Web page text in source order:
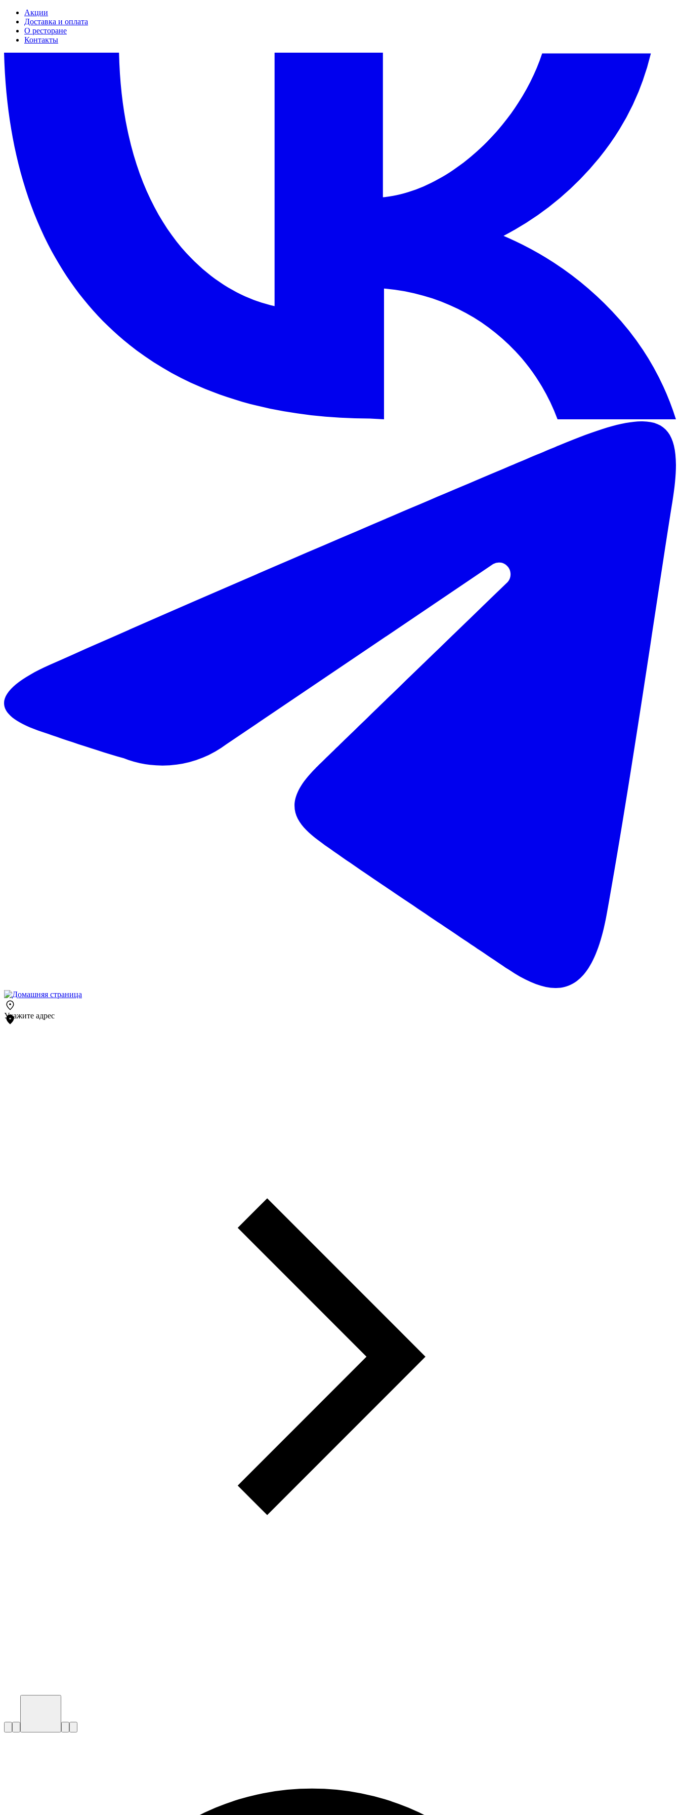
Акции
Доставка и оплата
О ресторане
Контакты
Укажите адрес